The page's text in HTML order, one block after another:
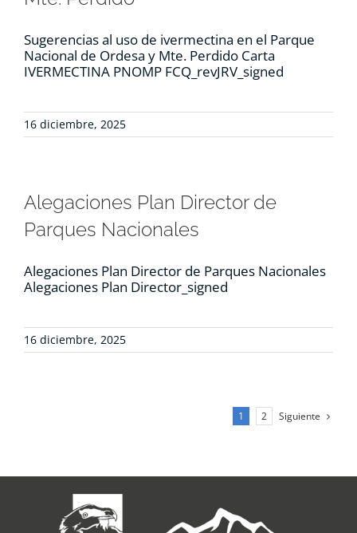
Sugerencias al uso de ivermectina en el Parque
Nacional de Ordesa y Mte. Perdido Carta
IVERMECTINA PNOMP FCQ_revJRV_signed
16 diciembre, 2025
Alegaciones Plan Director de
Parques Nacionales
Alegaciones Plan Director de Parques Nacionales
Alegaciones Plan Director_signed
16 diciembre, 2025
1 2 Siguiente